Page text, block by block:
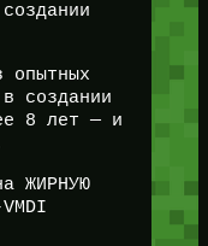
опытных
создании
8 лет — и
ЖИРНУЮ